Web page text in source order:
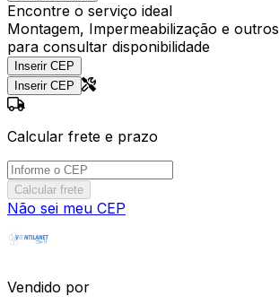
Encontre o serviço ideal
Montagem, Impermeabilização e outros
para consultar disponibilidade
Inserir CEP
Inserir CEP
Calcular frete e prazo
Calcular frete
Não sei meu CEP
Vendido por